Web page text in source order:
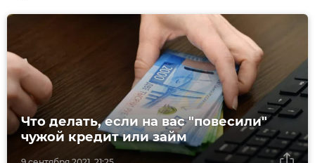
Что делать, если на вас "повесили"
чужой кредит или займ